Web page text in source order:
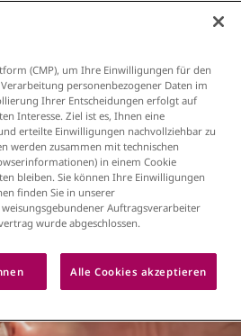
(CMP), um Ihre Einwilligungen für den
personenbezogener Daten im
Ihrer Entscheidungen erfolgt auf
Interesse. Ziel ist es, Ihnen eine
erteilte Einwilligungen nachvollziehbar zu
werden zusammen mit technischen
in einem Cookie
bleiben. Sie können Ihre Einwilligungen
finden Sie in unserer
Auftragsverarbeiter
wurde abgeschlossen.
Alle Cookies akzeptieren